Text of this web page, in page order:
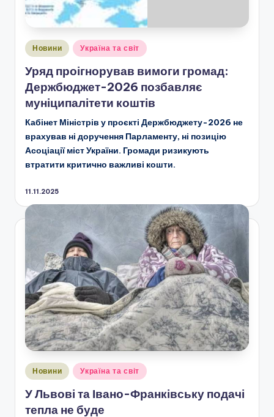
Опубліковано
Новини Україна та світ
Уряд проігнорував вимоги громад:
Держбюджет-2026 позбавляє
муніципалітети коштів
Кабінет Міністрів у проєкті Держбюджету-2026 не
врахував ні доручення Парламенту, ні позицію
Асоціації міст України. Громади ризикують
втратити критично важливі кошти.
11.11.2025
Опубліковано
Новини Україна та світ
У Львові та Івано-Франківську подачі
тепла не буде